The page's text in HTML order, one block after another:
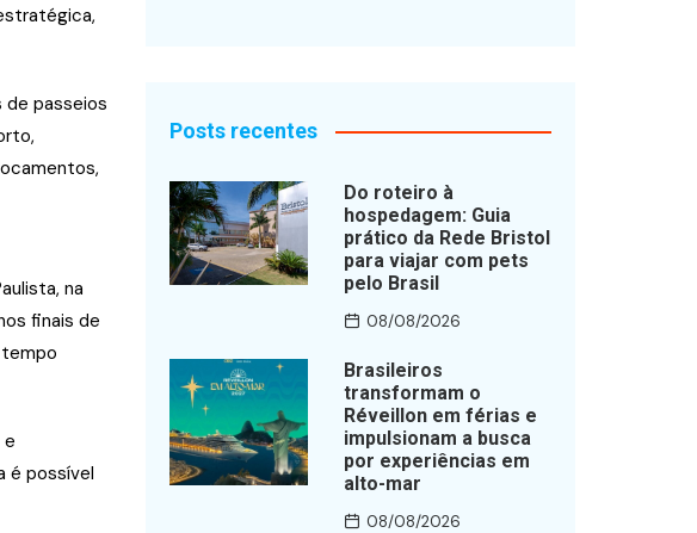
de passeios
na
finais de
e
é possível
Posts recentes
Do roteiro à
hospedagem: Guia
prático da Rede Bristol
para viajar com pets
pelo Brasil
08/08/2026
Brasileiros
transformam o
Réveillon em férias e
impulsionam a busca
por experiências em
alto-mar
08/08/2026